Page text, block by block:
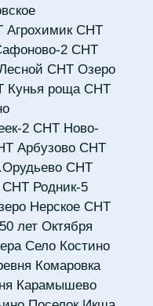
Агрохимик СНТ
2 СНТ
СНТ Озеро
Кунья роща СНТ
2 СНТ Ново-
Арбузово СНТ
СНТ
СНТ Родник-5
Нерское СНТ
лет Октября
Село Костино
Комаровка
Карамышево